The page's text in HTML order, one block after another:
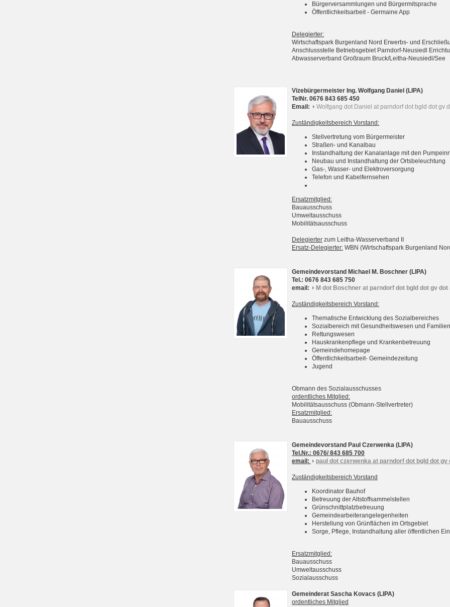
Bürgerversammlungen und Bürgermitsprache
Öffentlichkeitsarbeit - Germaine App
Delegierter:
Wirtschaftspark Burgenland Nord Erwerbs- und
Anschlussstelle Betriebsgebiet Parndorf-Neusiedl
Abwasserverband Großraum Bruck/Leitha-Neusiedl/See
Vizebürgermeister Ing. Wolfgang Daniel (LIPA)
TelNr. 0676 843 685 450
Email:
Wolfgang dot Daniel at parndorf dot bgld dot gv
Zuständigkeitsbereich Vorstand:
Stellvertretung vom Bürgermeister
Straßen- und Kanalbau
Instandhaltung der Kanalanlage mit den
Neubau und Instandhaltung der Ortsbeleuchtung
Gas-, Wasser- und Elektroversorgung
Telefon und Kabelfernsehen
Ersatzmitglied:
Bauausschuss
Umweltausschuss
Mobilitätsausschuss
Delegierter zum Leitha-Wasserverband II
Ersatz-Delegierter: WBN (Wirtschaftspark Burgenland
Gemeindevorstand Michael M. Boschner (LIPA)
Tel.: 0676 843 685 750
email:
M dot Boschner at parndorf dot bgld dot gv dot
Zuständigkeitsbereich Vorstand:
Thematische Entwicklung des Sozialbereiches
Sozialbereich mit Gesundheitswesen und
Rettungswesen
Hauskrankenpflege und Krankenbetreuung
Gemeindehomepage
Öffentlichkeitsarbeit- Gemeindezeitung
Jugend
Obmann des Sozialausschusses
ordentliches Mitglied:
Mobilitätsausschuss (Obmann-Stellvertreter)
Ersatzmitglied:
Bauausschuss
Gemeindevorstand Paul Czerwenka (LIPA)
Tel.Nr.: 0676/ 843 685 700
email:
paul dot czerwenka at parndorf dot bgld dot gv
Zuständigkeitsbereich Vorstand
Koordinator Bauhof
Betreuung der Altstoffsammelstellen
Grünschnittplatzbetreuung
Gemeindearbeiterangelegenheiten
Herstellung von Grünflächen im Ortsgebiet
Sorge, Pflege, Instandhaltung aller öffentlichen
Ersatzmitglied:
Bauausschuss
Umweltausschuss
Sozialausschuss
Gemeinderat Sascha Kovacs (LIPA)
ordentliches Mitglied